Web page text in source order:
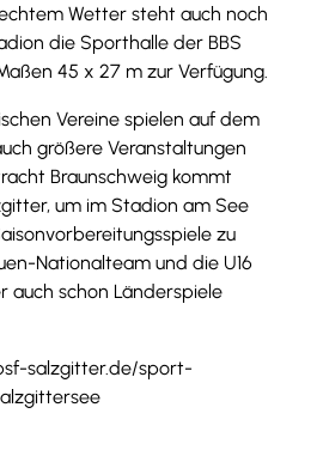
Wetter steht auch noch
die Sporthalle der BBS
45 x 27 m zur Verfügung.
Vereine spielen auf dem
größere Veranstaltungen
Braunschweig kommt
um im Stadion am See
zu
Nationalteam und die U16
auch schon Länderspiele
salzgitter.de/sport-